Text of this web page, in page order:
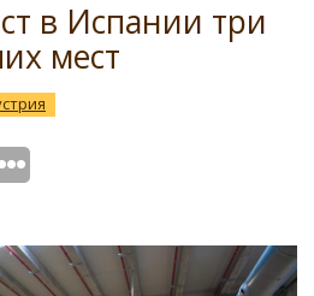
в Испании три
мест